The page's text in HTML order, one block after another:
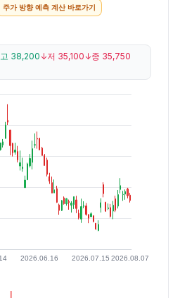
주가 방향 예측 계산 바로가기
고 38,200↓저 35,100↓종 35,750